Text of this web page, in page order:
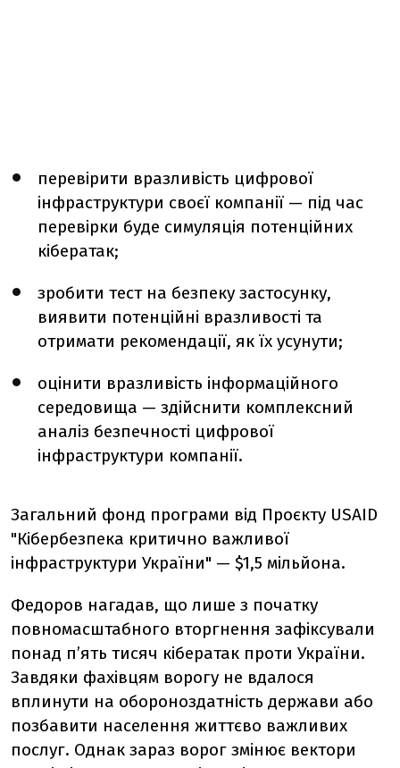
перевірити вразливість цифрової
інфраструктури своєї компанії — під час
перевірки буде симуляція потенційних
кібератак;
зробити тест на безпеку застосунку,
виявити потенційні вразливості та
отримати рекомендації, як їх усунути;
оцінити вразливість інформаційного
середовища — здійснити комплексний
аналіз безпечності цифрової
інфраструктури компанії.
Загальний фонд програми від Проєкту USAID
"Кібербезпека критично важливої
інфраструктури України" — $1,5 мільйона.
Федоров нагадав, що лише з початку
повномасштабного вторгнення зафіксували
понад п’ять тисяч кібератак проти України.
Завдяки фахівцям ворогу не вдалося
вплинути на обороноздатність держави або
позбавити населення життєво важливих
послуг. Однак зараз ворог змінює вектори